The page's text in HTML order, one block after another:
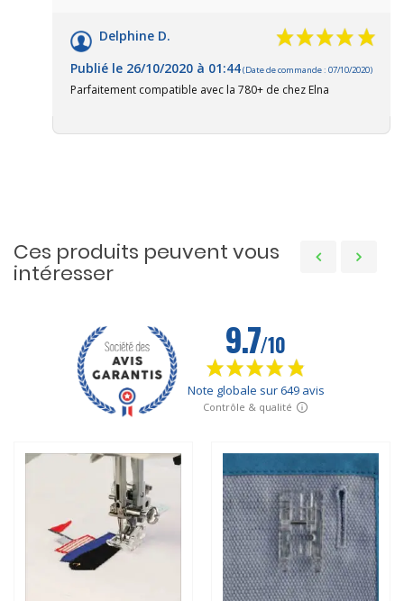
Delphine D.
Publié le 26/10/2020 à 01:44(Date de commande : 07/10/2020)
Parfaitement compatible avec la 780+ de chez Elna
Ces produits peuvent vous
intéresser